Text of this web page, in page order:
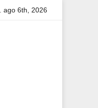
inspira líderes e
ago 6th, 2026